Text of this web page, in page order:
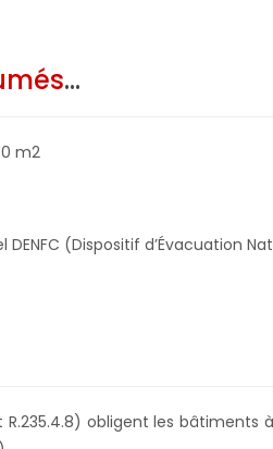
...
m2
(Dispositif d’Évacuation
obligent les